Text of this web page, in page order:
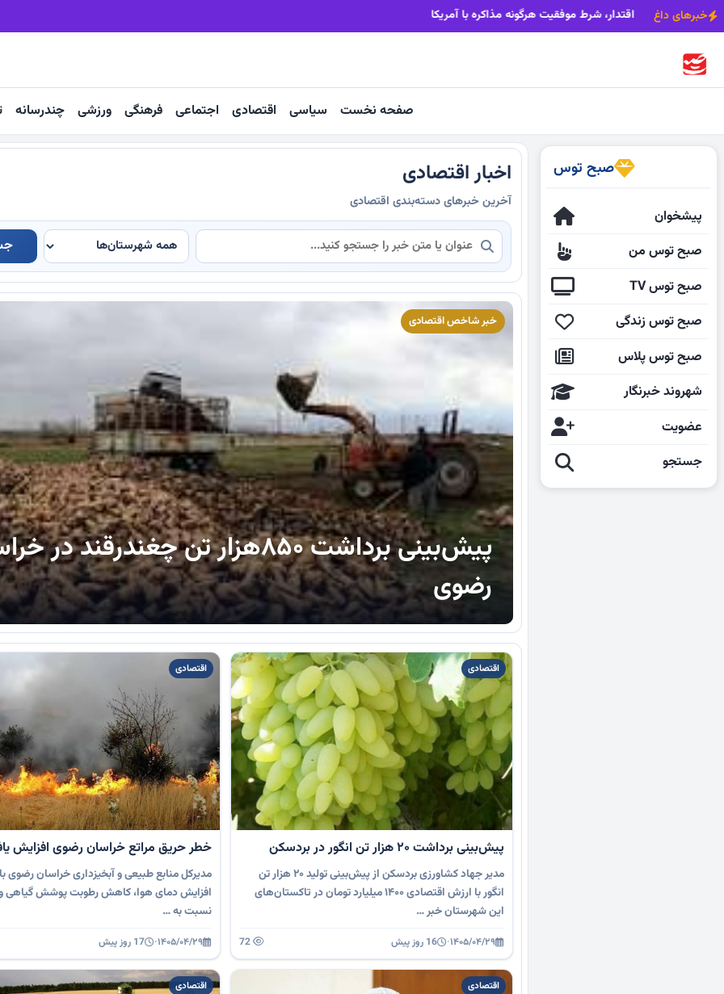
خبرهای داغ
اجتماعی در برابر فشار اقتصادی دشمن اقتدار، شرط موفقیت هرگونه مذاکره با آمریکا
صفحه نخست سیاسی اقتصادی اجتماعی فرهنگی ورزشی چندرسانه
صبح توس
پیشخوان
صبح توس من
صبح توس TV
صبح توس زندگی
صبح توس پلاس
شهروند خبرنگار
عضویت
جستجو
اخبار اقتصادی
آخرین خبرهای دسته‌بندی اقتصادی
خبر شاخص اقتصادی
پیش‌بینی برداشت ۸۵۰هزار تن چغندرقند در
رضوی
اقتصادی
پیش‌بینی برداشت ۲۰ هزار تن انگور در بردسکن
مدیر جهاد کشاورزی بردسکن از پیش‌بینی تولید ۲۰ هزار تن
انگور با ارزش اقتصادی ۱۴۰۰ میلیارد تومان در تاکستان‌های
این شهرستان خبر …
۱۴۰۵/۰۴/۲۹· 16 روز پیش
اقتصادی
خطر حریق مراتع خراسان رضوی افزایش
مدیرکل منابع طبیعی و آبخیزداری خراسان رضوی
افزایش دمای هوا، کاهش رطوبت پوشش گیاهی
نسبت به …
۱۴۰۵/۰۴/۲۹· 17 روز پیش
اقتصادی اقتصادی